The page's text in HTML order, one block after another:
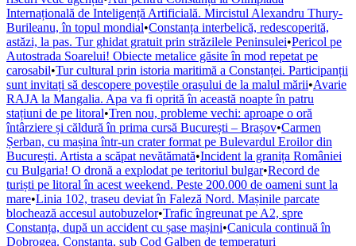
Internațională de Inteligență Artificială. Mircistul Alexandru Thury-
Burileanu, în topul mondial•Constanța interbelică, redescoperită,
astăzi, la pas. Tur ghidat gratuit prin străzilele Peninsulei•Pericol pe
Autostrada Soarelui! Obiecte metalice găsite în mod repetat pe
carosabil•Tur cultural prin istoria maritimă a Constanței. Participanții
sunt invitați să descopere poveștile orașului de la malul mării•Avarie
RAJA la Mangalia. Apa va fi oprită în această noapte în patru
stațiuni de pe litoral•Tren nou, probleme vechi: aproape o oră
întârziere și căldură în prima cursă București – Brașov•Carmen
Șerban, cu mașina într-un crater format pe Bulevardul Eroilor din
București. Artista a scăpat nevătămată•Incident la granița României
cu Bulgaria! O dronă a explodat pe teritoriul bulgar•Record de
turiști pe litoral în acest weekend. Peste 200.000 de oameni sunt la
mare•Linia 102, traseu deviat în Faleză Nord. Mașinile parcate
blochează accesul autobuzelor•Trafic îngreunat pe A2, spre
Constanța, după un accident cu șase mașini•Canicula continuă în
Dobrogea. Constanța, sub Cod Galben de temperaturi